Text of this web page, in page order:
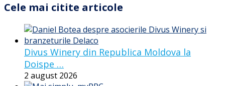
Cele mai citite articole
Divus Winery din Republica Moldova la
Doispe …
2 august 2026